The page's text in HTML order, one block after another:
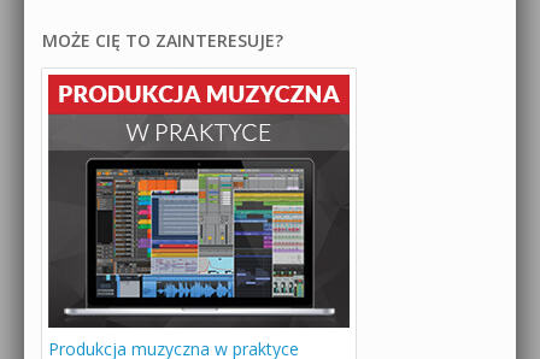
MOŻE CIĘ TO ZAINTERESUJE?
Produkcja muzyczna w praktyce